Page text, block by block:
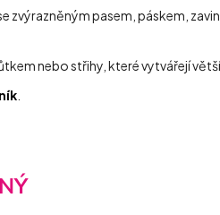
zvýrazněným pasem, páskem,
nebo střihy, které vytvářejí